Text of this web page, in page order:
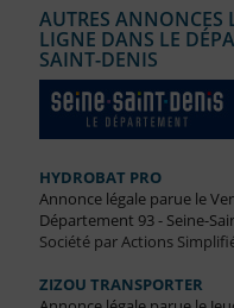
AUTRES ANNONCES
LIGNE DANS LE
SAINT-DENIS
HYDROBAT PRO
Annonce légale parue le
Département 93 - Seine-
Société par Actions
ZIZOU TRANSPORTER